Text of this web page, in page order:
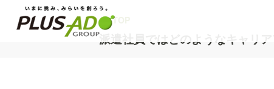
TOP
派遣社員ではどのようなキャリ